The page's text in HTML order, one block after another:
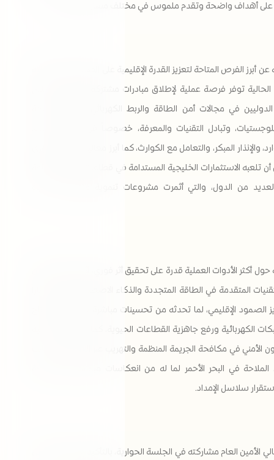
على أهداف واضحة وتقدم ملموس في مختلف مسارات التعاون.
أبرز الفرص المتاحة لتعزيز القدرة الإقليمية على الصمود، أكد معاليه
الحالية توفر فرصة عملية لإطلاق مبادرات مشتركة بين دول الخليج
في مجالات أمن الطاقة والربط الكهربائي، وتسهيل حركة
وتبادل التقنيات والمعرفة، خصوصاً في مجالات المياه،
والإنذار المبكر، والتعامل مع الكوارث، كما أبرز معاليه الدور المحوري
تلعبه الاستثمارات الخليجية المستدامة في قطاعات المياه والطاقة
من الدول، والتي أثمرت مشروعات تنموية مؤثرة على حياة
أكثر الأدوات العملية قدرة على تحقيق أثر فوري، أكد معالي الأمين
المتقدمة في الطاقة المتجددة والذكاء الاصطناعي تمثل مساراً
الصمود الإقليمي، لما تحدثه من تحسينات مباشرة في كفاءة الإنتاج
الكهربائية ورفع جاهزية القطاعات الحيوية، كما شدد على أهمية
الأمني في مكافحة الجريمة المنظمة والتهريب عبر الحدود، إلى جانب
في البحر الأحمر لما له من انعكاسات مباشرة على التجارة
سلاسل الإمداد.
الأمين العام مشاركته في الجلسة الحوارية، بالتأكيد على حماية البنى